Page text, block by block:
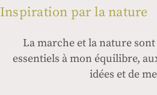
Inspiration par la nature
La marche et la nature
essentiels à mon équilibre,
idées et de